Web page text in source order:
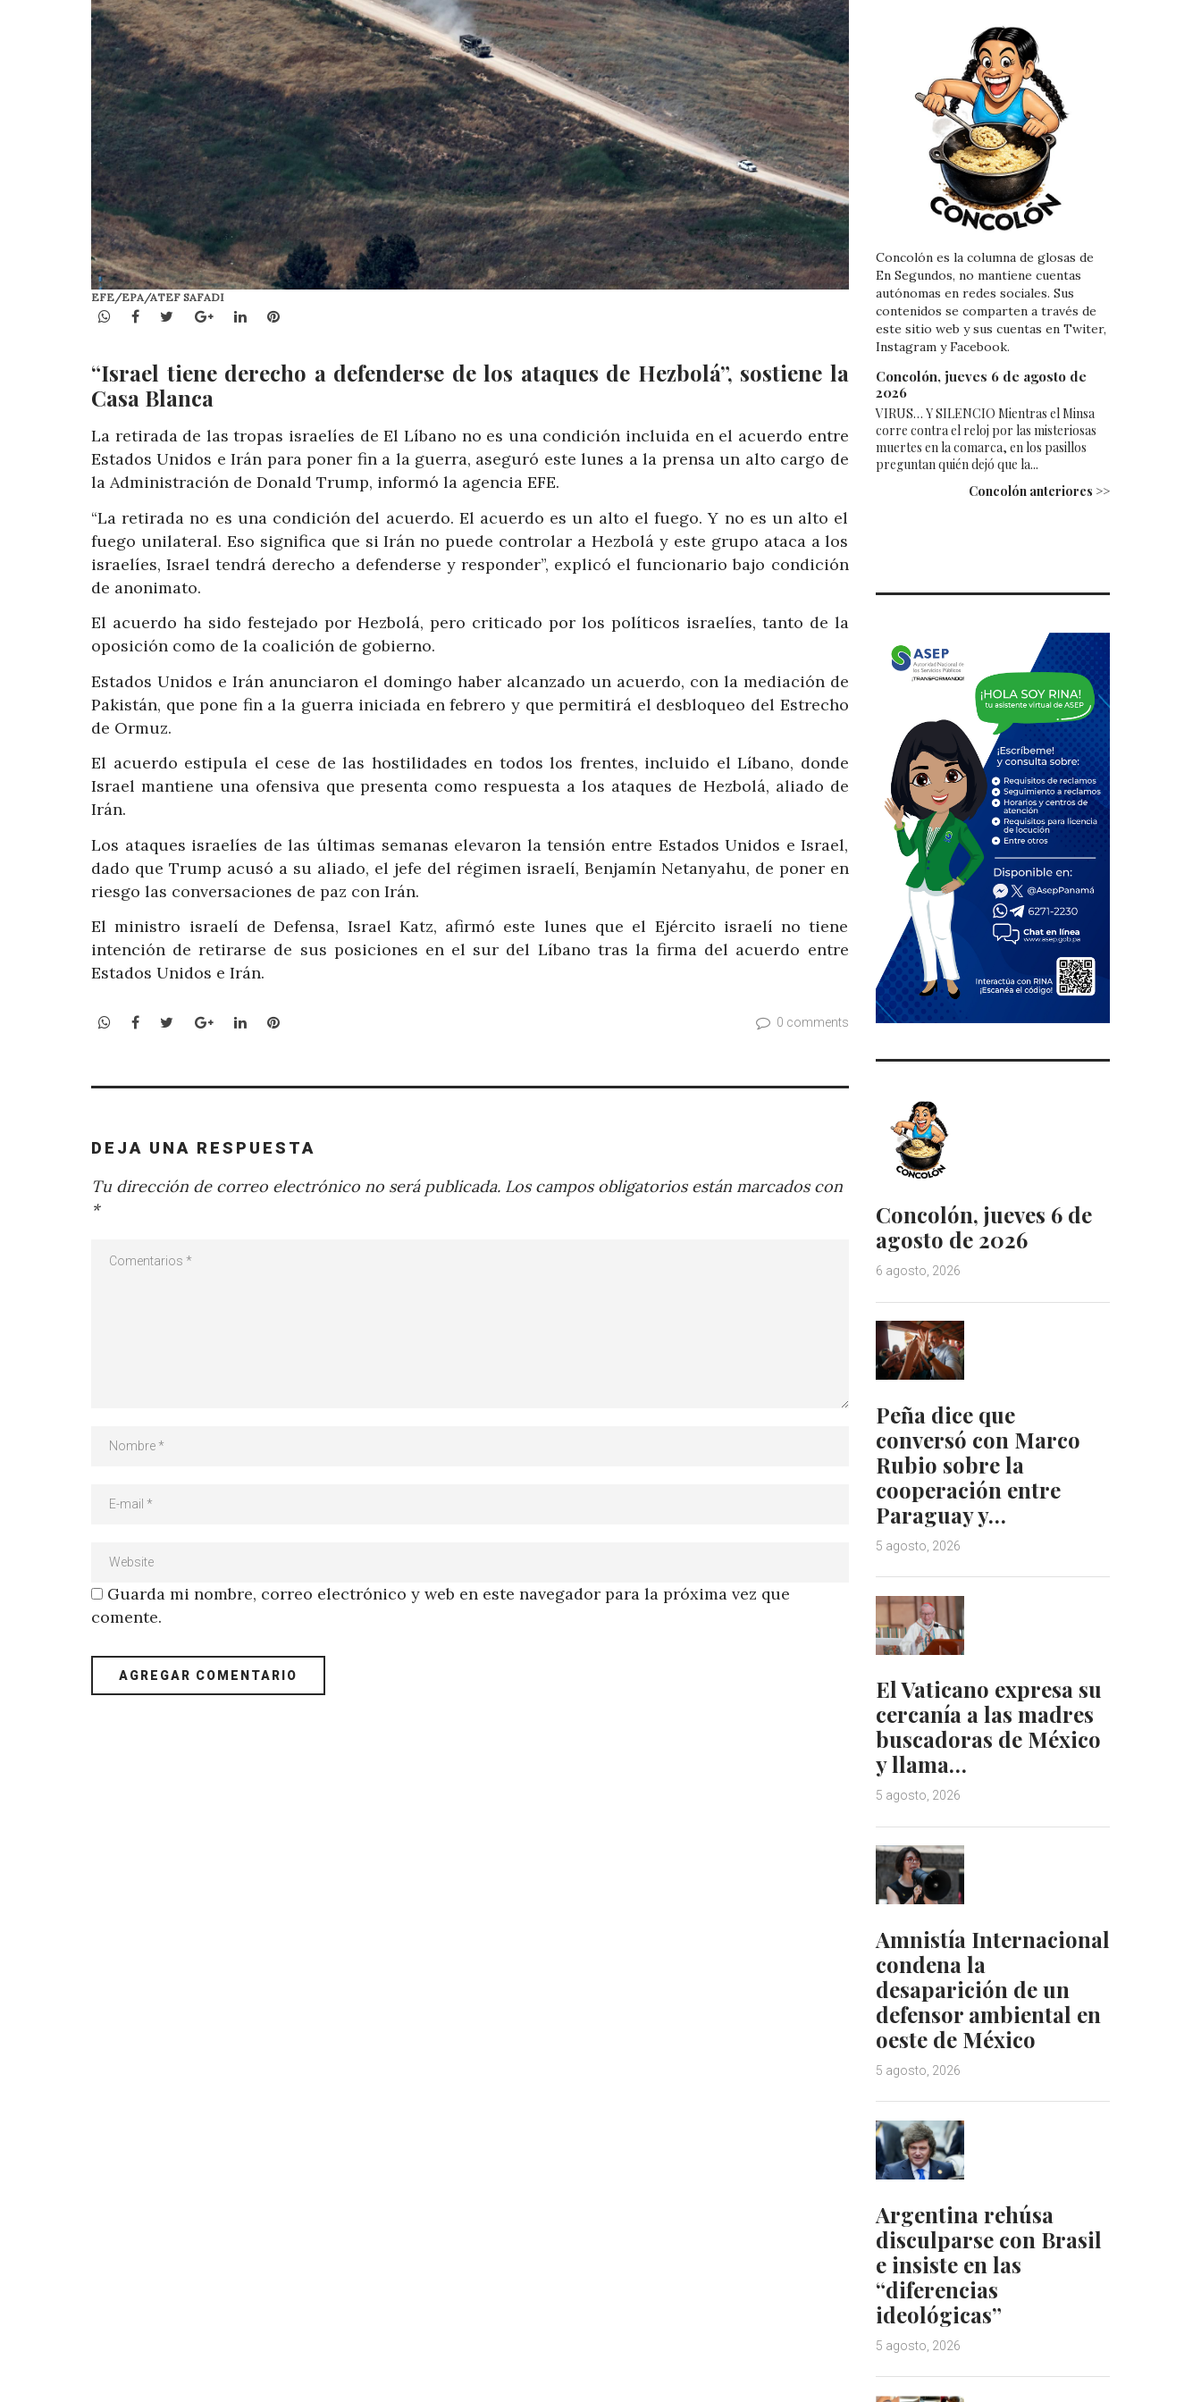
EFE/EPA/ATEF SAFADI
WhatsApp
Facebook
TwitterGoogle+LinkedInPinterest
“Israel tiene derecho a defenderse de los ataques de Hezbolá”, sostiene la
Casa Blanca
La retirada de las tropas israelíes de El Líbano no es una condición incluida en el acuerdo entre
Estados Unidos e Irán para poner fin a la guerra, aseguró este lunes a la prensa un alto cargo de
la Administración de Donald Trump, informó la agencia EFE.
“La retirada no es una condición del acuerdo. El acuerdo es un alto el fuego. Y no es un alto el
fuego unilateral. Eso significa que si Irán no puede controlar a Hezbolá y este grupo ataca a los
israelíes, Israel tendrá derecho a defenderse y responder”, explicó el funcionario bajo condición
de anonimato.
El acuerdo ha sido festejado por Hezbolá, pero criticado por los políticos israelíes, tanto de la
oposición como de la coalición de gobierno.
Estados Unidos e Irán anunciaron el domingo haber alcanzado un acuerdo, con la mediación de
Pakistán, que pone fin a la guerra iniciada en febrero y que permitirá el desbloqueo del Estrecho
de Ormuz.
El acuerdo estipula el cese de las hostilidades en todos los frentes, incluido el Líbano, donde
Israel mantiene una ofensiva que presenta como respuesta a los ataques de Hezbolá, aliado de
Irán.
Los ataques israelíes de las últimas semanas elevaron la tensión entre Estados Unidos e Israel,
dado que Trump acusó a su aliado, el jefe del régimen israelí, Benjamín Netanyahu, de poner en
riesgo las conversaciones de paz con Irán.
El ministro israelí de Defensa, Israel Katz, afirmó este lunes que el Ejército israelí no tiene
intención de retirarse de sus posiciones en el sur del Líbano tras la firma del acuerdo entre
Estados Unidos e Irán.
WhatsApp
Facebook
TwitterGoogle+LinkedInPinterest 0 comments
DEJA UNA RESPUESTA
Tu dirección de correo electrónico no será publicada. Los campos obligatorios están marcados con
*
Guarda mi nombre, correo electrónico y web en este navegador para la próxima vez que
comente.
Concolón es la columna de glosas de
En Segundos, no mantiene cuentas
autónomas en redes sociales. Sus
contenidos se comparten a través de
este sitio web y sus cuentas en Twiter,
Instagram y Facebook.
Concolón, jueves 6 de agosto de
2026
VIRUS… Y SILENCIO Mientras el Minsa
corre contra el reloj por las misteriosas
muertes en la comarca, en los pasillos
preguntan quién dejó que la...
Concolón anteriores >>
Concolón, jueves 6 de
agosto de 2026
6 agosto, 2026
Peña dice que
conversó con Marco
Rubio sobre la
cooperación entre
Paraguay y…
5 agosto, 2026
El Vaticano expresa su
cercanía a las madres
buscadoras de México
y llama…
5 agosto, 2026
Amnistía Internacional
condena la
desaparición de un
defensor ambiental en
oeste de México
5 agosto, 2026
Argentina rehúsa
disculparse con Brasil
e insiste en las
“diferencias
ideológicas”
5 agosto, 2026